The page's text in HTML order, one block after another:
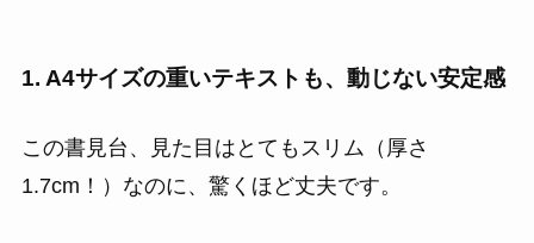
1. A4サイズの重いテキストも、動じない安定感
この書見台、見た目はとてもスリム（厚さ
1.7cm！）なのに、驚くほど丈夫です。